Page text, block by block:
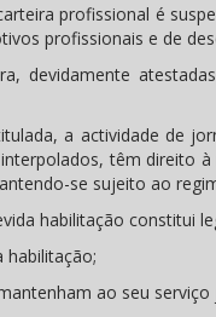
profissional é
profissionais e de
devidamente
a actividade de
têm direito
se sujeito ao
habilitação constitui
habilitação;
ao seu